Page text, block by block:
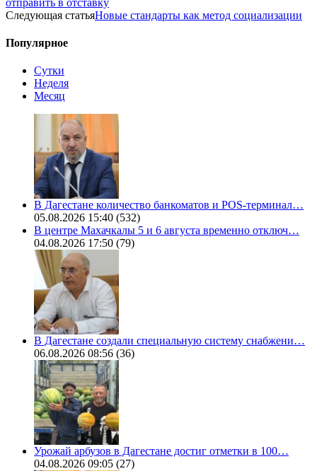
Следующая статьяНовые стандарты как метод социализации
Популярное
Сутки
Неделя
Месяц
В Дагестане количество банкоматов и POS-терминал…
05.08.2026 15:40 (532)
В центре Махачкалы 5 и 6 августа временно отключ…
04.08.2026 17:50 (79)
В Дагестане создали специальную систему снабжени…
06.08.2026 08:56 (36)
Урожай арбузов в Дагестане достиг отметки в 100…
04.08.2026 09:05 (27)